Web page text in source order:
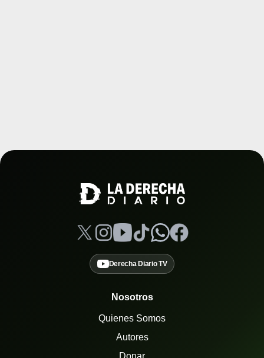
Derecha Diario TV
Nosotros
Quienes Somos
Autores
Donar